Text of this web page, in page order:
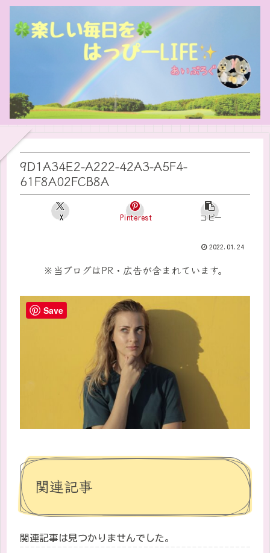
9D1A34E2-A222-42A3-A5F4-
61F8A02FCB8A
X Pinterest コピー
2022.01.24
※当ブログはPR・広告が含まれています。
関連記事
関連記事は見つかりませんでした。
Save